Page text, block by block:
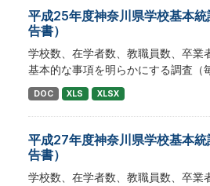
平成25年度神奈川県学校基本
告書）
学校数、在学者数、教職員数、卒業
基本的な事項を明らかにする調査（
DOC XLS XLSX
平成27年度神奈川県学校基本
告書）
学校数、在学者数、教職員数、卒業